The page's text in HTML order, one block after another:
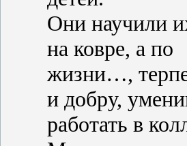
Они научили
на ковре, а по
жизни…,
и добру,
работать в